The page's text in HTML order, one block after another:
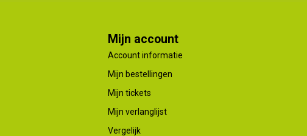
Mijn account
Account informatie
Mijn bestellingen
Mijn tickets
Mijn verlanglijst
Vergelijk